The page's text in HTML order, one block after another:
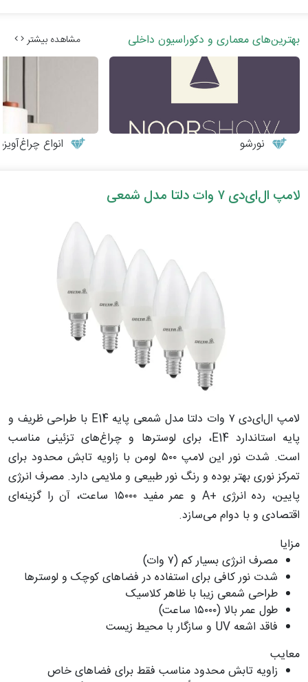
بهترین‌های معماری و دکوراسیون داخلی مشاهده بیشتر
نورشو انواع
لامپ ال‌ای‌دی ۷ وات دلتا مدل شمعی
لامپ ال‌ای‌دی ۷ وات دلتا مدل شمعی پایه E14 با طراحی ظریف و
پایه استاندارد E14، برای لوسترها و چراغ‌های تزئینی مناسب
است. شدت نور این لامپ ۵۰۰ لومن با زاویه تابش محدود برای
تمرکز نوری بهتر بوده و رنگ نور طبیعی و ملایمی دارد. مصرف انرژی
پایین، رده انرژی +A و عمر مفید ۱۵۰۰۰ ساعت، آن را گزینه‌ای
اقتصادی و با دوام می‌سازد.
مزایا
مصرف انرژی بسیار کم (۷ وات)
شدت نور کافی برای استفاده در فضاهای کوچک و لوسترها
طراحی شمعی زیبا با ظاهر کلاسیک
طول عمر بالا (۱۵۰۰۰ ساعت)
فاقد اشعه UV و سازگار با محیط زیست
معایب
زاویه تابش محدود مناسب فقط برای فضاهای خاص